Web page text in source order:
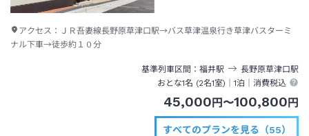
アクセス： ＪＲ吾妻線長野原草津口駅→バス草津温泉行き草津バスターミ
ナル下車→徒歩約１０分
基準列車区間 福井駅 長野原草津口駅
おとな1名 (2名1室)｜1泊 ｜消費税込
45,000円〜100,800円
すべてのプランを見る（55）